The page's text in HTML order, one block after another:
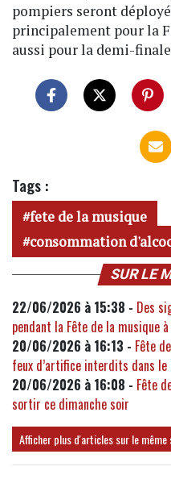
pompiers seront
principalement pour la
aussi pour la demi-finale
Tags :
fete de la musique
consommation
SUR LE
22/06/2026 à 15:38 - Des
pendant la Fête de la musique à
20/06/2026 à 16:13 - Fête
feux d’artifice interdits dans le
20/06/2026 à 16:08 - Fête
sortir ce dimanche soir
Afficher plus d'articles sur le